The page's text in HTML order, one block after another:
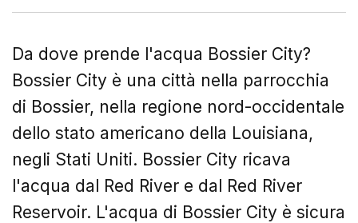
Da dove prende l'acqua Bossier City?
Bossier City è una città nella parrocchia
di Bossier, nella regione nord-occidentale
dello stato americano della Louisiana,
negli Stati Uniti. Bossier City ricava
l'acqua dal Red River e dal Red River
Reservoir. L'acqua di Bossier City è sicura